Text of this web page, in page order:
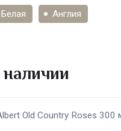
Белая Англия
Old Country Roses 300